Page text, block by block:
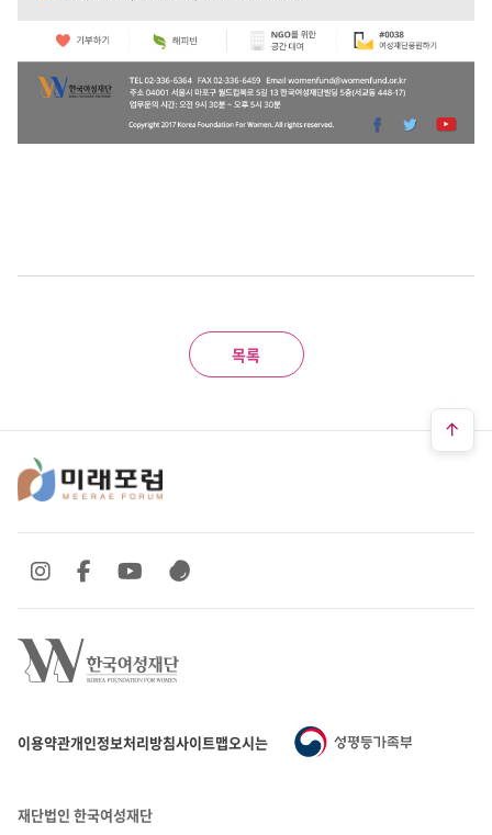
목록
이용약관개인정보처리방침사이트맵오시는 길
SNS 바로가기
SNS 바로가기SNS 바로가기
SNS 바로가기
재단법인 한국여성재단